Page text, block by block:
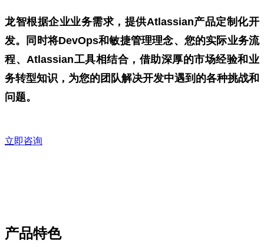
龙智根据企业业务需求，提供Atlassian产品定制化开
发。同时将DevOps和敏捷管理理念、您的实际业务流
程、Atlassian工具相结合，借助深厚的市场经验和业
务转型知识，为您的团队解决开发中遇到的各种挑战和
问题。
立即咨询
产品特色